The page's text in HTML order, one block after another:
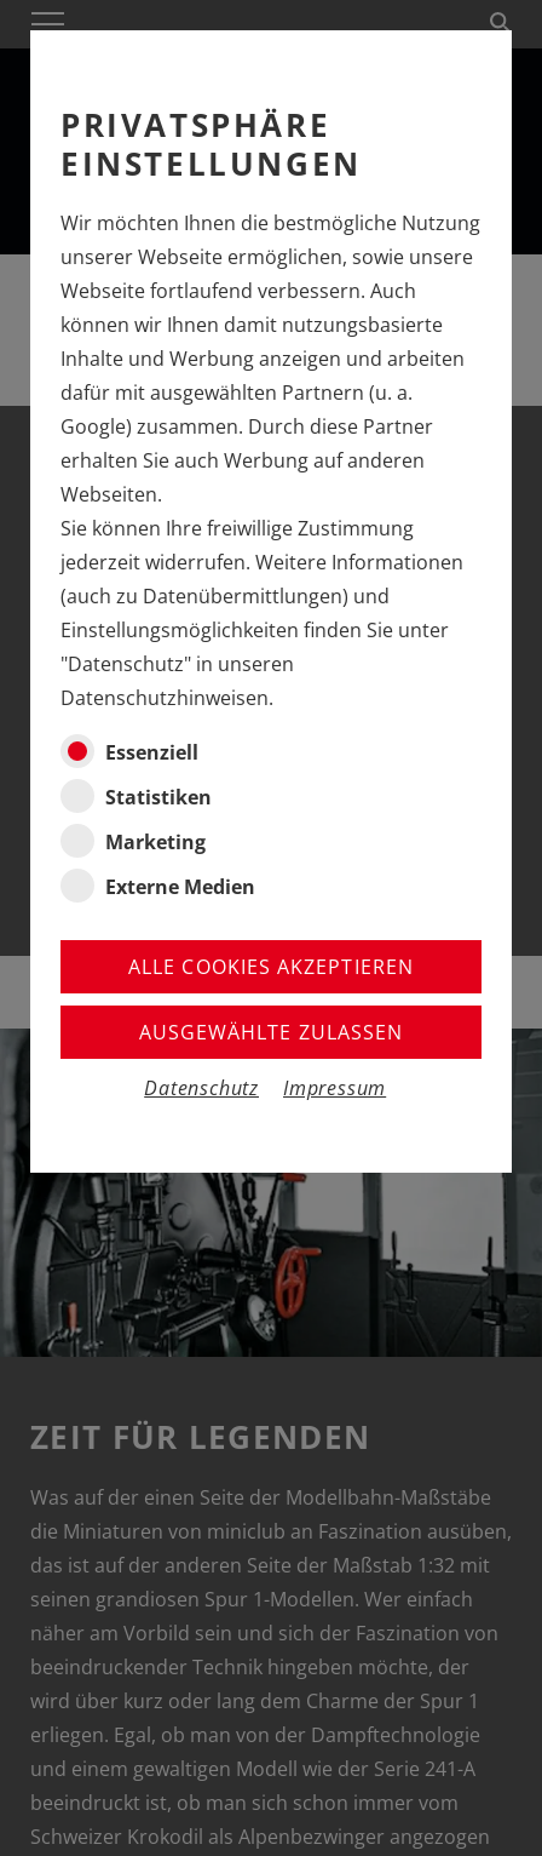
PRIVATSPHÄRE
EINSTELLUNGEN
Wir möchten Ihnen die bestmögliche Nutzung
unserer Webseite ermöglichen, sowie unsere
Webseite fortlaufend verbessern. Auch
können wir Ihnen damit nutzungsbasierte
Inhalte und Werbung anzeigen und arbeiten
dafür mit ausgewählten Partnern (u. a.
Google) zusammen. Durch diese Partner
erhalten Sie auch Werbung auf anderen
Webseiten.
Sie können Ihre freiwillige Zustimmung
jederzeit widerrufen. Weitere Informationen
(auch zu Datenübermittlungen) und
Einstellungsmöglichkeiten finden Sie unter
"Datenschutz" in unseren
Datenschutzhinweisen.
Essenziell
Statistiken
Marketing
Externe Medien
ALLE COOKIES AKZEPTIEREN
AUSGEWÄHLTE ZULASSEN
Datenschutz Impressum
DIE KÖNIGSKLASSE
VON MÄRKLIN
SCHON ALLEIN DIE GRÖSSE
DER MODELLE IST
BEEINDRUCKEND
All diese Details und die technischen Funktionen
Die Modelle im großen Maßstab 1:32 werden Sie
ZEIT FÜR LEGENDEN
Was auf der einen Seite der Modellbahn-Maßstäbe
die Miniaturen von miniclub an Faszination ausüben,
das ist auf der anderen Seite der Maßstab 1:32 mit
seinen grandiosen Spur 1-Modellen. Wer einfach
näher am Vorbild sein und sich der Faszination von
beeindruckender Technik hingeben möchte, der
wird über kurz oder lang dem Charme der Spur 1
erliegen. Egal, ob man von der Dampftechnologie
und einem gewaltigen Modell wie der Serie 241-A
beeindruckt ist, ob man sich schon immer vom
Schweizer Krokodil als Alpenbezwinger angezogen